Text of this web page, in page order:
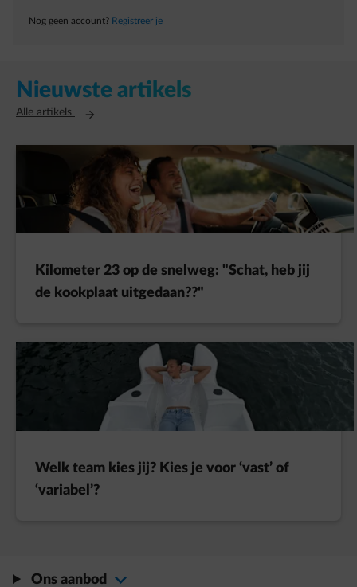
Nog geen account? Registreer je
Nieuwste artikels
Alle artikels Opent in een nieuw tabblad
Kilometer 23 op de snelweg: "Schat, heb jij
de kookplaat uitgedaan??"
Welk team kies jij? Kies je voor ‘vast’ of
‘variabel’?
Ons aanbod